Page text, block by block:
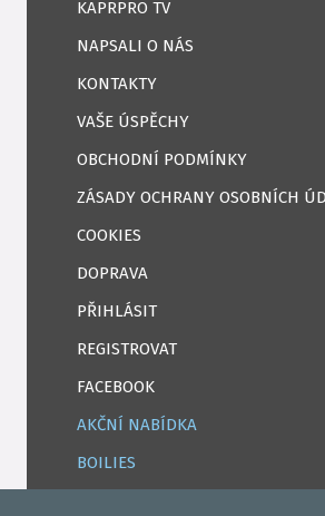
KAPRPRO TV
NAPSALI O NÁS
KONTAKTY
VAŠE ÚSPĚCHY
OBCHODNÍ PODMÍNKY
ZÁSADY OCHRANY OSOBNÍCH
COOKIES
DOPRAVA
PŘIHLÁSIT
REGISTROVAT
FACEBOOK
AKČNÍ NABÍDKA
BOILIES